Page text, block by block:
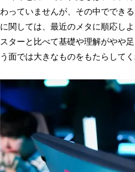
わっていませんが、その中ででき
に関しては、最近のメタに順応し
スターと比べて基礎や理解がやや
う面では大きなものをもたらしてく